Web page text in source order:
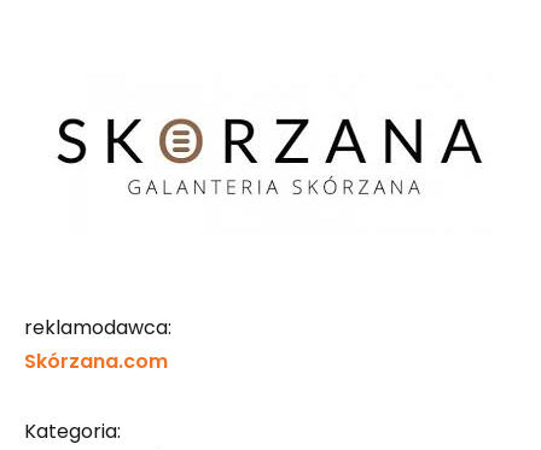
reklamodawca:
Skórzana.com
Kategoria: